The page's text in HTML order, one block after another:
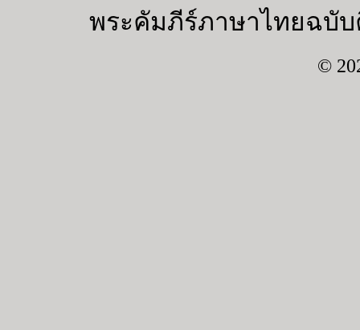
พระคัมภีร์ภาษาไทยฉบับ
©